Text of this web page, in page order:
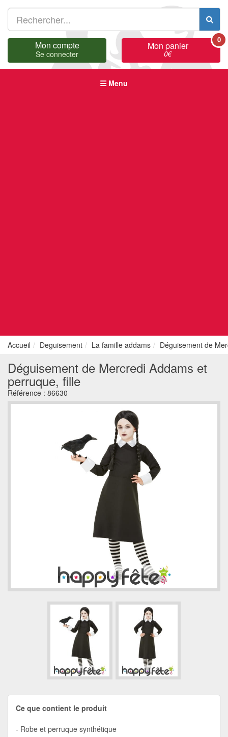
Mon compte
Se connecter
Mon panier
0€
0
Menu
Accueil Deguisement La famille addams Déguisement de
Déguisement de Mercredi Addams et
perruque, fille
Référence : 86630
Ce que contient le produit
Robe et perruque synthétique